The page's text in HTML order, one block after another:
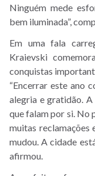
Ninguém mede
bem iluminada”,
Em uma fala
Kraievski
conquistas
“Encerrar este ano
alegria e gratidão. A
que falam por si. No
muitas reclamações
mudou. A cidade
afirmou.